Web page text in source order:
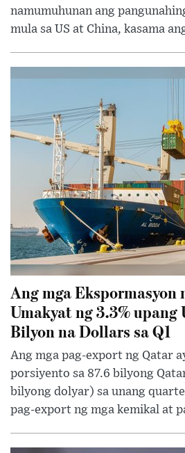
namumuhunan ang
mula sa US at China, kasama
Ang mga Ekspormasyon
Umakyat ng 3.3% upang
Bilyon na Dollars sa Q1
Ang mga pag-export ng Qatar
porsiyento sa 87.6 bilyong
bilyong dolyar) sa unang
pag-export ng mga kemikal at